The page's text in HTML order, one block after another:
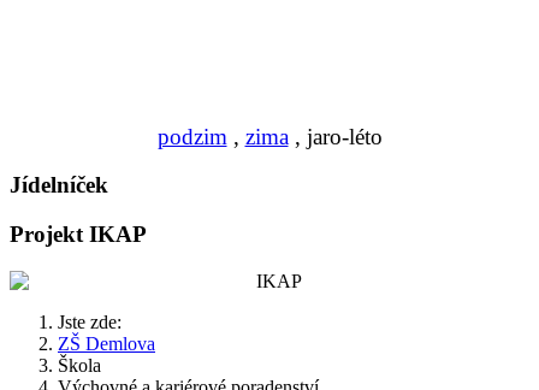
podzim , zima, jaro-léto
Jídelníček
Projekt IKAP
Jste zde:
ZŠ Demlova
Škola